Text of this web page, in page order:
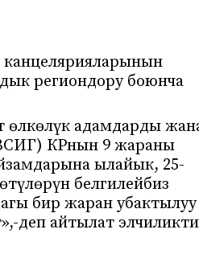
региондору боюнча
өлкөлүк адамдарды
КРнын 9 жараны
ылайык, 25-
белгилейбиз
бир жаран убактылуу
деп айтылат